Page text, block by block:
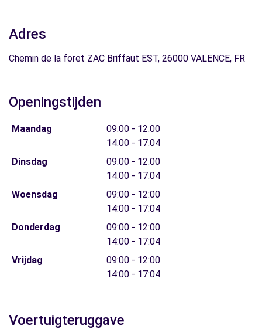
Adres
Chemin de la foret ZAC Briffaut EST, 26000 VALENCE, FR
Openingstijden
Maandag
09:00 - 12:00
14:00 - 17:04
Dinsdag
09:00 - 12:00
14:00 - 17:04
Woensdag
09:00 - 12:00
14:00 - 17:04
Donderdag
09:00 - 12:00
14:00 - 17:04
Vrijdag
09:00 - 12:00
14:00 - 17:04
Voertuigteruggave